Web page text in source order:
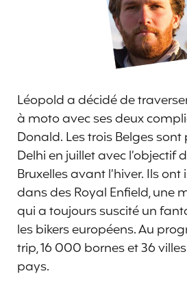
Léopold a décidé de
à moto avec ses deux
Donald. Les trois Belges
Delhi en juillet avec l’objectif
Bruxelles avant l’hiver. Ils
dans des Royal Enfield, une
qui a toujours suscité un
les bikers européens. Au
trip, 16 000 bornes et 36
pays.